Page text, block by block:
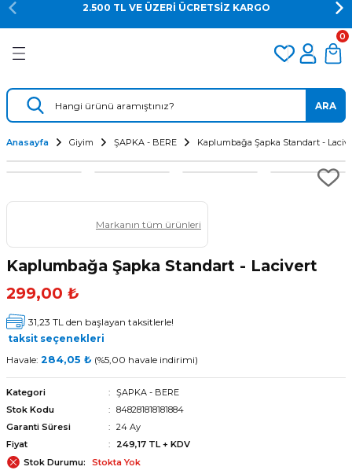
2.500 TL VE ÜZERİ ÜCRETSİZ KARGO
Dalış Regülatörü
Dalış Konsolu
ARA
0
Anasayfa Giyim ŞAPKA - BERE Kaplumbağa Şapka Standart -
Markanın tüm ürünleri
Kaplumbağa Şapka Standart - Lacivert
299,00 ₺
31,23 TL den başlayan taksitlerle!
taksit seçenekleri
Havale: 284,05 ₺ (%5,00 havale indirimi)
Kategori
ŞAPKA - BERE
Stok Kodu
848281818181884
Garanti Süresi
24 Ay
Fiyat
249,17 TL + KDV
Stok Durumu
Stokta Yok